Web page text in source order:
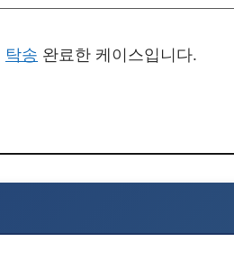
탁송 완료한 케이스입니다.